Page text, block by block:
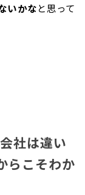
いかなと思って
社は違い
らこそわか